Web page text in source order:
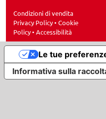
Condizioni di vendita
Privacy Policy• Cookie
Policy• Accessibilità
Informativa sulla
Le tue